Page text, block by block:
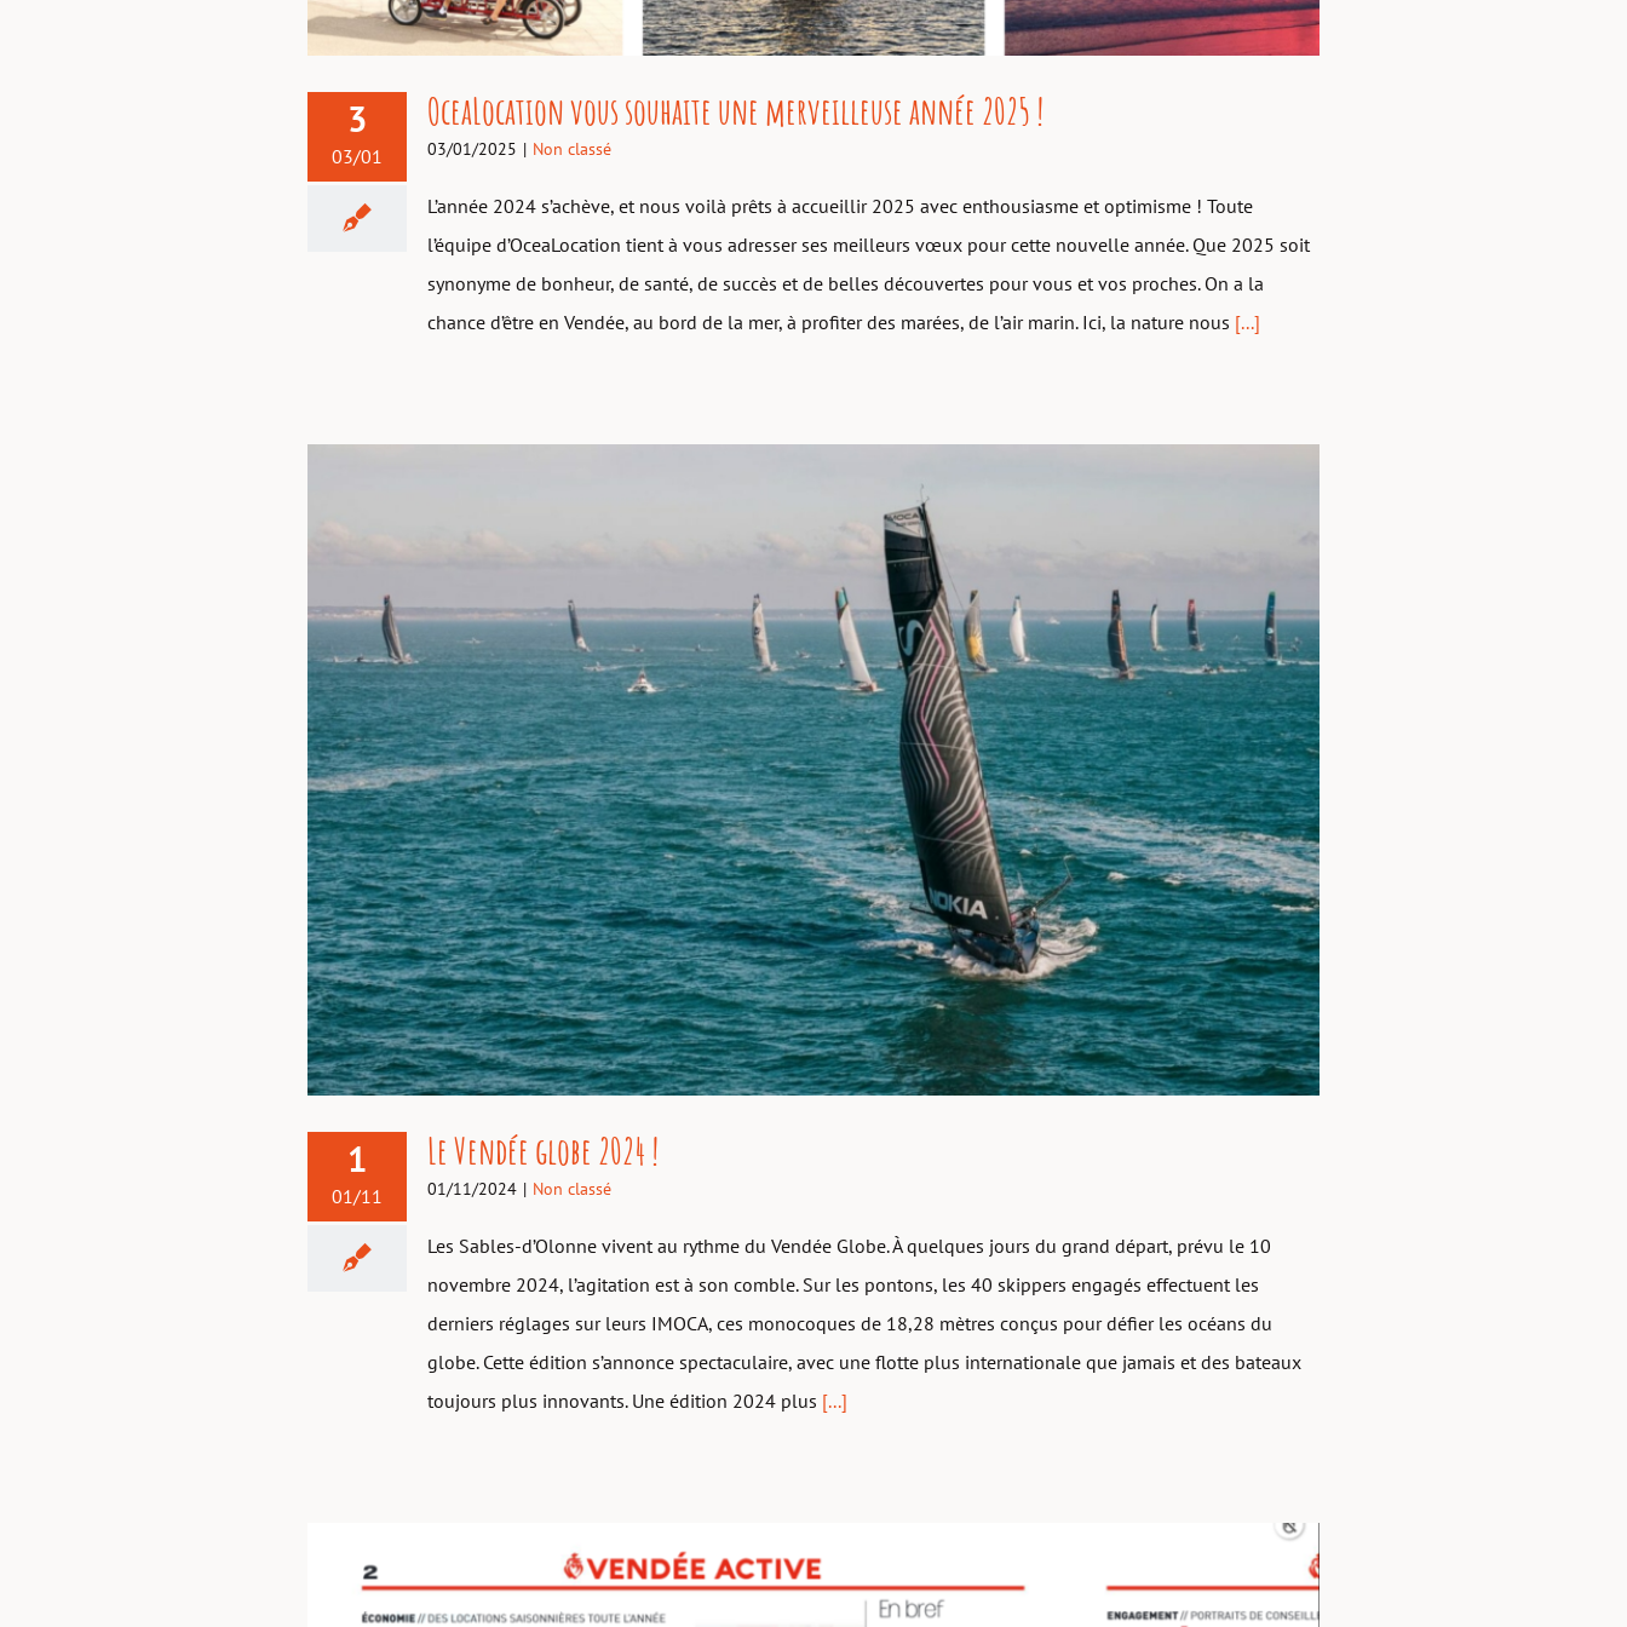
3
03/01
OceaLocation vous souhaite une merveilleuse année 2025 !
03/01/2025 | Non classé
L’année 2024 s’achève, et nous voilà prêts à accueillir 2025 avec enthousiasme et optimisme ! Toute
l’équipe d’OceaLocation tient à vous adresser ses meilleurs vœux pour cette nouvelle année. Que 2025 soit
synonyme de bonheur, de santé, de succès et de belles découvertes pour vous et vos proches. On a la
chance d’être en Vendée, au bord de la mer, à profiter des marées, de l’air marin. Ici, la nature nous [...]
Le Vendée globe 2024 !
1
01/11
Le Vendée globe 2024 !
01/11/2024 | Non classé
Les Sables-d’Olonne vivent au rythme du Vendée Globe. À quelques jours du grand départ, prévu le 10
novembre 2024, l’agitation est à son comble. Sur les pontons, les 40 skippers engagés effectuent les
derniers réglages sur leurs IMOCA, ces monocoques de 18,28 mètres conçus pour défier les océans du
globe. Cette édition s’annonce spectaculaire, avec une flotte plus internationale que jamais et des bateaux
toujours plus innovants. Une édition 2024 plus [...]